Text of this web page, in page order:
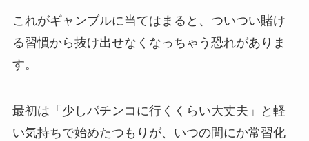
これがギャンブルに当てはまると、ついつい賭け
る習慣から抜け出せなくなっちゃう恐れがありま
す。
最初は「少しパチンコに行くくらい大丈夫」と軽
い気持ちで始めたつもりが、いつの間にか常習化